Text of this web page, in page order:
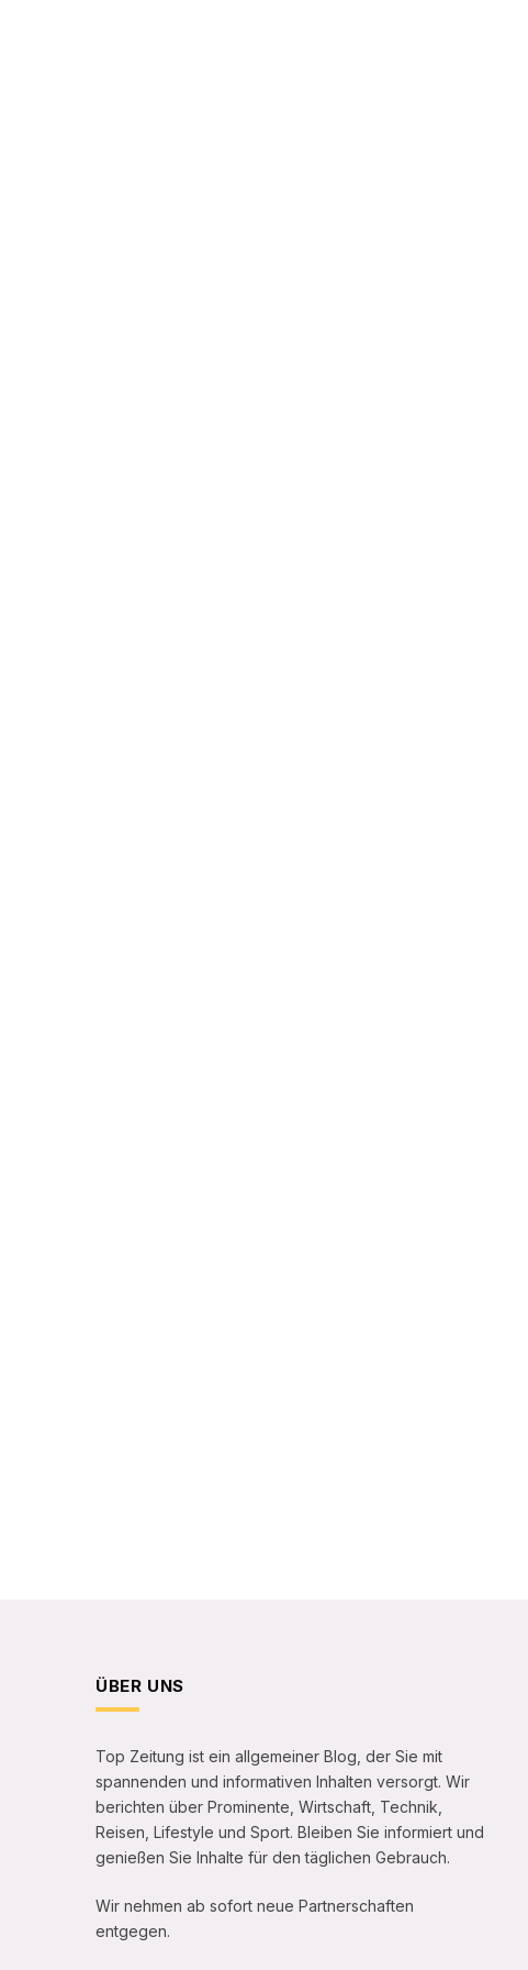
ÜBER UNS
Top Zeitung ist ein allgemeiner Blog, der Sie mit
spannenden und informativen Inhalten versorgt. Wir
berichten über Prominente, Wirtschaft, Technik,
Reisen, Lifestyle und Sport. Bleiben Sie informiert und
genießen Sie Inhalte für den täglichen Gebrauch.
Wir nehmen ab sofort neue Partnerschaften
entgegen.